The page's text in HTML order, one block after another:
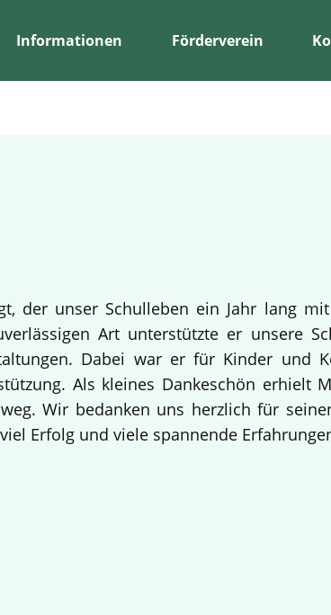
Informationen Förderverein
der unser Schulleben ein Jahr lang
Art unterstützte er unsere
Dabei war er für Kinder und
Als kleines Dankeschön erhielt
Wir bedanken uns herzlich für
Erfolg und viele spannende